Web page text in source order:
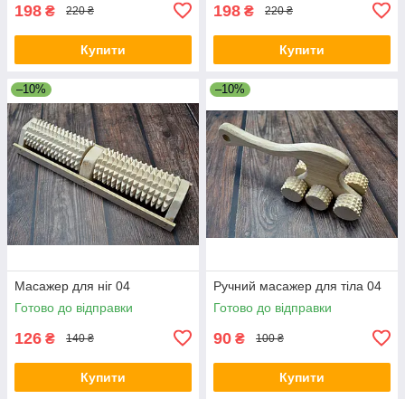
198 ₴ 220 ₴
Купити
198 ₴ 220 ₴
Купити
–10%
Масажер для ніг 04
Готово до відправки
126 ₴ 140 ₴
Купити
–10%
Ручний масажер для тіла 04
Готово до відправки
90 ₴ 100 ₴
Купити